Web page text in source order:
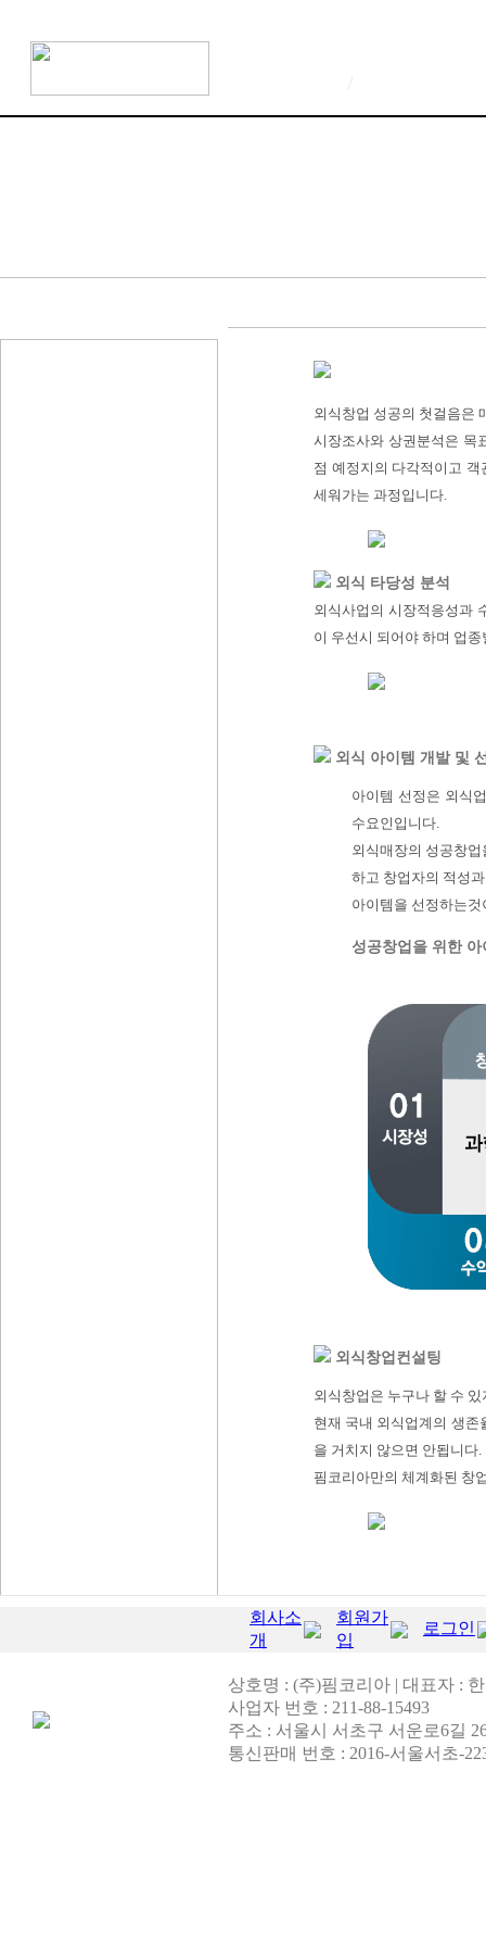
외식창업 성공의 첫걸음은
시장조사와 상권분석은 목
점 예정지의 다각적이고
세워가는 과정입니다.
외식 타당성 분석
외식사업의 시장적응성과
이 우선시 되어야 하며 업
외식 아이템 개발 및
아이템 선정은 외식
수요인입니다.
외식매장의 성공창
하고 창업자의 적성
아이템을 선정하는
성공창업을 위한
외식창업컨설팅
외식창업은 누구나 할 수
현재 국내 외식업계의 생
을 거치지 않으면 안됩니다.
핌코리아만의 체계화된 창
회사소
개
회원가
입
로그인
상호명 : (주)핌코리아 | 대표자 :
사업자 번호 : 211-88-15493
주소 : 서울시 서초구 서운로6길
통신판매 번호 : 2016-서울서초-